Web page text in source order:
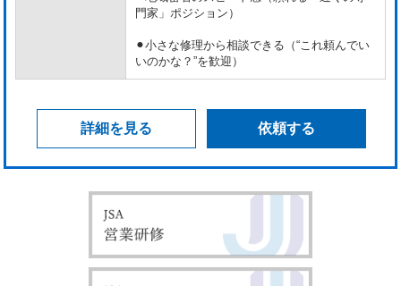
門家」ポジション）
⚫︎小さな修理から相談できる（“これ頼んでい
いのかな？”を歓迎）
詳細を見る 依頼する